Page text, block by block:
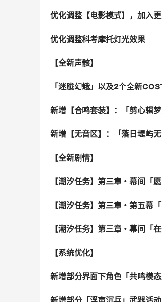
优化调整【电影模式】，加入
优化调整科考摩托灯光效果
【全新声骸】
「迷胧幻蛾」以及2个全新
新增【合鸣套装】：「剪心辑
新增【无音区】：「落日堤屿无
【全新剧情】
【潮汐任务】第三章・幕间「愿
【潮汐任务】第三章・第五幕「
【潮汐任务】第三章・幕间「
【系统优化】
新增部分界面下角色「共鸣模